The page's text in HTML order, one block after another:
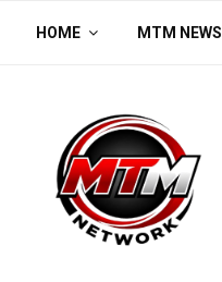
HOME MTM NEWS